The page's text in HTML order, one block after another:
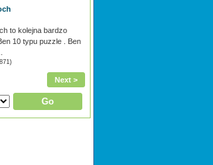
to kolejna bardzo
10 typu puzzle . Ben
Next >